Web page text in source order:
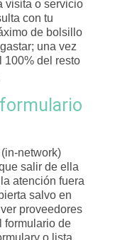
visita o servicio
con tu
de bolsillo
una vez
100% del resto
network)
salir de ella
atención fuera
salvo en
proveedores
formulario de
o lista